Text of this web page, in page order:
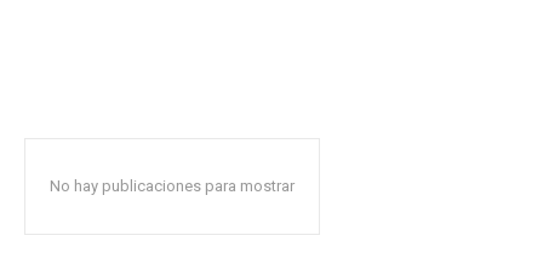
No hay publicaciones para mostrar